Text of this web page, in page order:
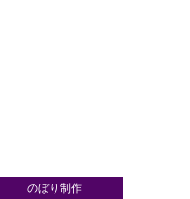
のぼり制作